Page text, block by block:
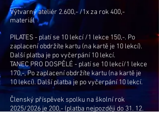
Výtvarný ateliér 2.600,- /1x za rok 400,-
materiál
PILATES - platí se 10 lekcí /1 lekce 150,-. Po
zaplacení obdržíte kartu (na kartě je 10 lekcí).
Další platba je po vyčerpání 10 lekcí.
TANEC PRO DOSPĚLÉ - platí se 10 lekcí/1 lekce
170,-, Po zaplacení obdržíte kartu (na kartě je
10 lekcí). Další platba je po vyčerpání 10 lekcí.
Členský příspěvek spolku na školní rok
2025/2026 je 200,- (platba nejpozději do 31. 12.